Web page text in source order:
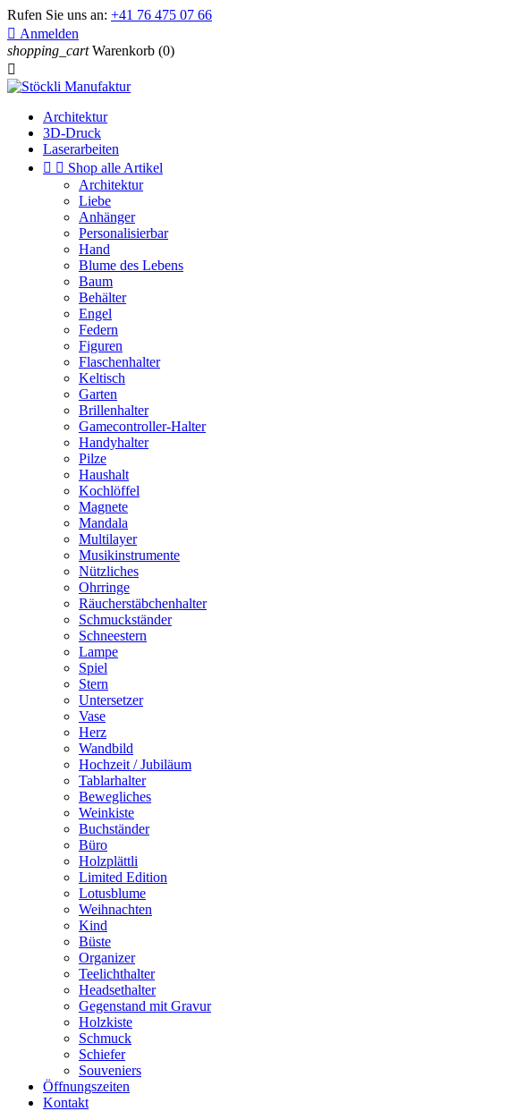
Rufen Sie uns an: +41 76 475 07 66
 Anmelden
shopping_cart Warenkorb (0)

Architektur
3D-Druck
Laserarbeiten
  Shop alle Artikel
Architektur
Liebe
Anhänger
Personalisierbar
Hand
Blume des Lebens
Baum
Behälter
Engel
Federn
Figuren
Flaschenhalter
Keltisch
Garten
Brillenhalter
Gamecontroller-Halter
Handyhalter
Pilze
Haushalt
Kochlöffel
Magnete
Mandala
Multilayer
Musikinstrumente
Nützliches
Ohrringe
Räucherstäbchenhalter
Schmuckständer
Schneestern
Lampe
Spiel
Stern
Untersetzer
Vase
Herz
Wandbild
Hochzeit / Jubiläum
Tablarhalter
Bewegliches
Weinkiste
Buchständer
Büro
Holzplättli
Limited Edition
Lotusblume
Weihnachten
Kind
Büste
Organizer
Teelichthalter
Headsethalter
Gegenstand mit Gravur
Holzkiste
Schmuck
Schiefer
Souveniers
Öffnungszeiten
Kontakt